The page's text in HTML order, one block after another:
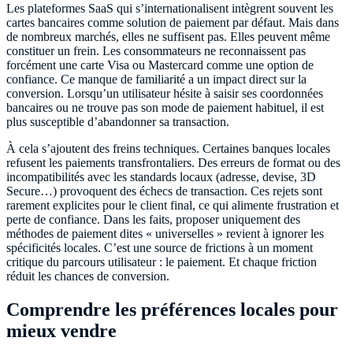
Les plateformes SaaS qui s’internationalisent intègrent souvent les
cartes bancaires comme solution de paiement par défaut. Mais dans
de nombreux marchés, elles ne suffisent pas. Elles peuvent même
constituer un frein. Les consommateurs ne reconnaissent pas
forcément une carte Visa ou Mastercard comme une option de
confiance. Ce manque de familiarité a un impact direct sur la
conversion. Lorsqu’un utilisateur hésite à saisir ses coordonnées
bancaires ou ne trouve pas son mode de paiement habituel, il est
plus susceptible d’abandonner sa transaction.
À cela s’ajoutent des freins techniques. Certaines banques locales
refusent les paiements transfrontaliers. Des erreurs de format ou des
incompatibilités avec les standards locaux (adresse, devise, 3D
Secure…) provoquent des échecs de transaction. Ces rejets sont
rarement explicites pour le client final, ce qui alimente frustration et
perte de confiance. Dans les faits, proposer uniquement des
méthodes de paiement dites « universelles » revient à ignorer les
spécificités locales. C’est une source de frictions à un moment
critique du parcours utilisateur : le paiement. Et chaque friction
réduit les chances de conversion.
Comprendre les préférences locales pour
mieux vendre